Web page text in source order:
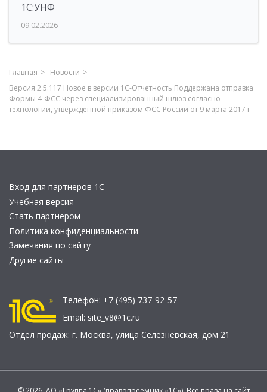
1С:УНФ
09.02.2026
Главная
Новости
Версия 2.5.117 Новое в версии 1С-Отчетность Поддержана отправка
Формы 4-ФСС через специализированный шлюз согласно
технологии, утвержденной приказом ФСС России от 9 марта 2017 г
Вход для партнеров 1С
Учебная версия
Стать партнером
Политика конфиденциальности
Замечания по сайту
Другие сайты
Телефон: +7 (495) 737-92-57
Email: site_v8@1c.ru
Отдел продаж: г. Москва, улица Селезнёвская, дом 21